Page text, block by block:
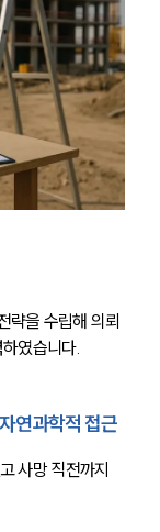
략을 수립해 의뢰
였습니다.
연과학적 접근
사망 직전까지